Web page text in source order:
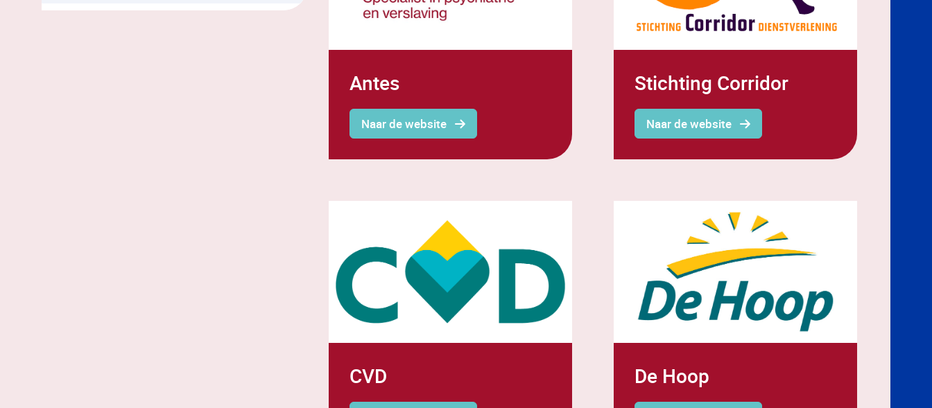
Antes
Naar de website
Stichting Corridor
Naar de website
CVD De Hoop